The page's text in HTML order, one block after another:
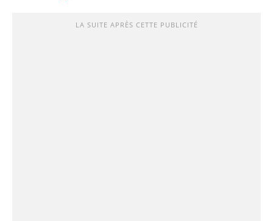
LA SUITE APRÈS CETTE PUBLICITÉ